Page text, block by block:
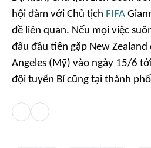
hội đàm với Chủ tịch FIFA
đề liên quan. Nếu mọi việc
đấu đầu tiên gặp New Zealand
Angeles (Mỹ) vào ngày 15/6
đội tuyển Bỉ cũng tại thành